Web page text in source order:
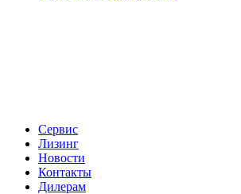
Сервис
Лизинг
Новости
Контакты
Дилерам